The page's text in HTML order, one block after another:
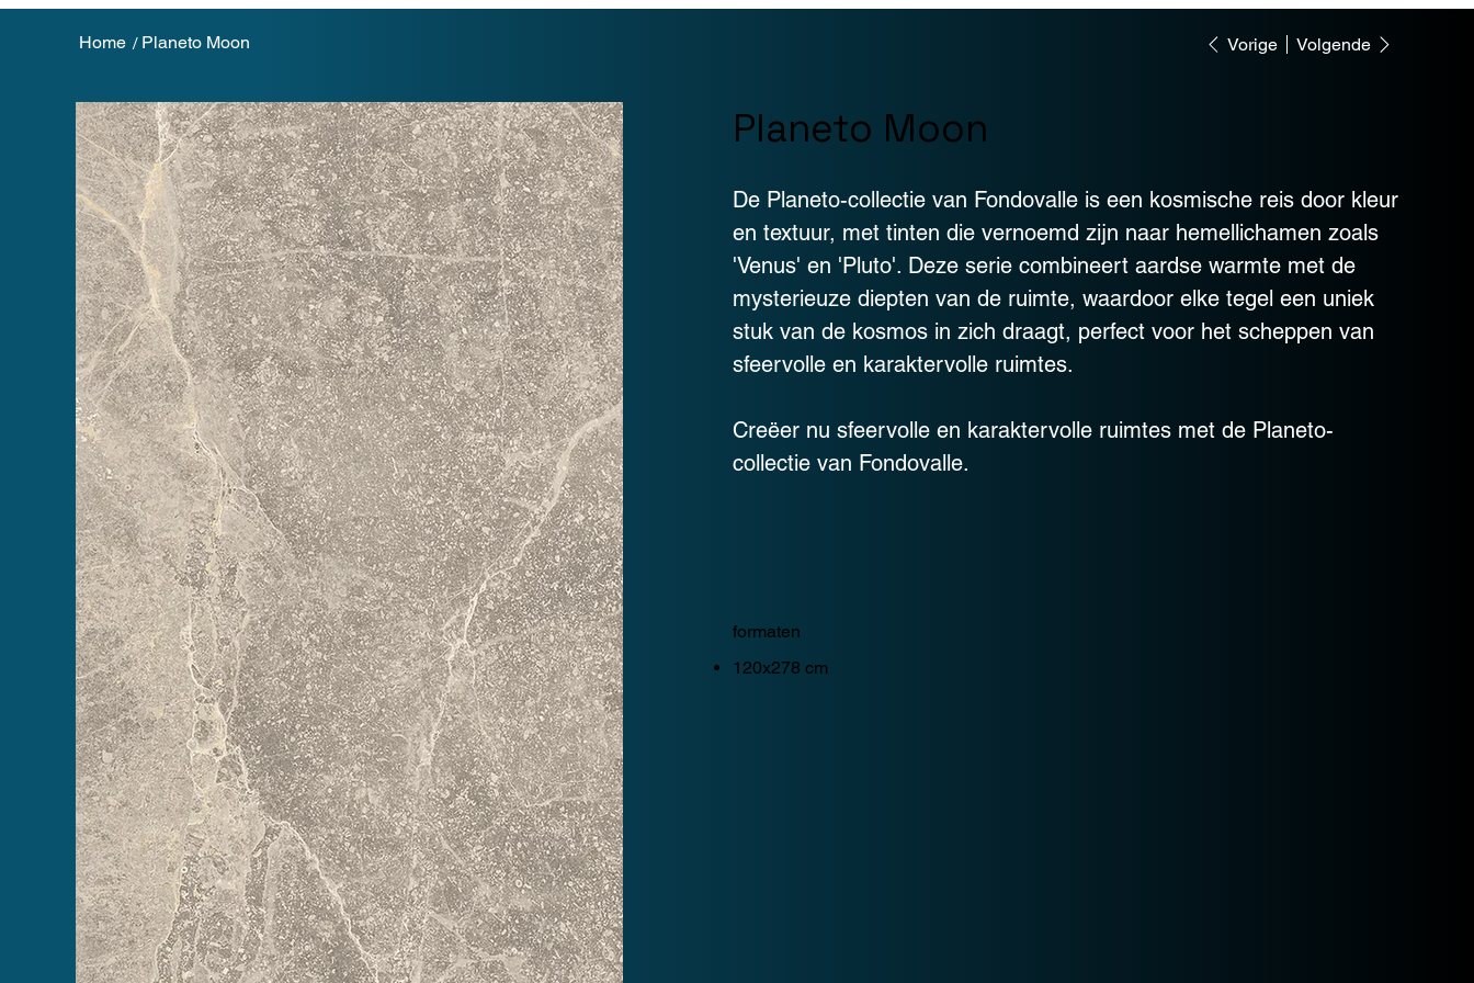
Home / Planeto Moon Vorige Volgende
Planeto Moon
De Planeto-collectie van Fondovalle is een kosmische reis door kleur
en textuur, met tinten die vernoemd zijn naar hemellichamen zoals
'Venus' en 'Pluto'. Deze serie combineert aardse warmte met de
mysterieuze diepten van de ruimte, waardoor elke tegel een uniek
stuk van de kosmos in zich draagt, perfect voor het scheppen van
sfeervolle en karaktervolle ruimtes.
Creëer nu sfeervolle en karaktervolle ruimtes met de Planeto-
collectie van Fondovalle.
formaten
120x278 cm